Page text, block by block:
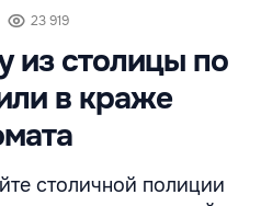
23 919
из столицы по
в краже
столичной полиции